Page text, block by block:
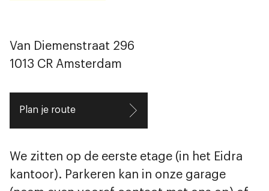
Van Diemenstraat 296
1013 CR Amsterdam
Plan je route
We zitten op de eerste etage (in het Eidra
kantoor). Parkeren kan in onze garage